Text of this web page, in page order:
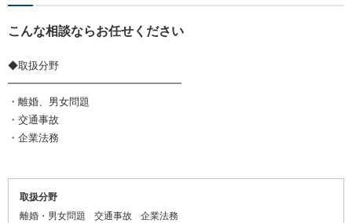
こんな相談ならお任せください
◆取扱分野
━━━━━━━━━━━━━━━━━
・離婚、男女問題
・交通事故
・企業法務
取扱分野
離婚・男女問題
交通事故 企業法務